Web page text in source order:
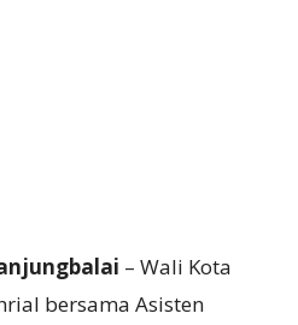
– Wali Kota
bersama Asisten